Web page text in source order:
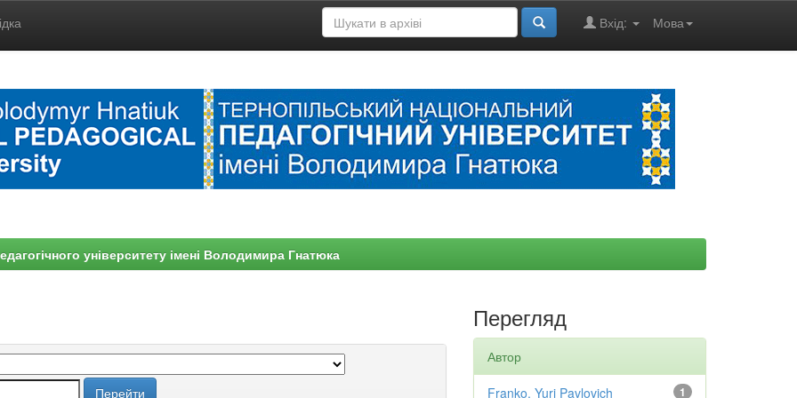
Мова
Вхід:
університету імені Володимира Гнатюка
Перегляд
Автор
1
Franko, Yuri Pavlovich